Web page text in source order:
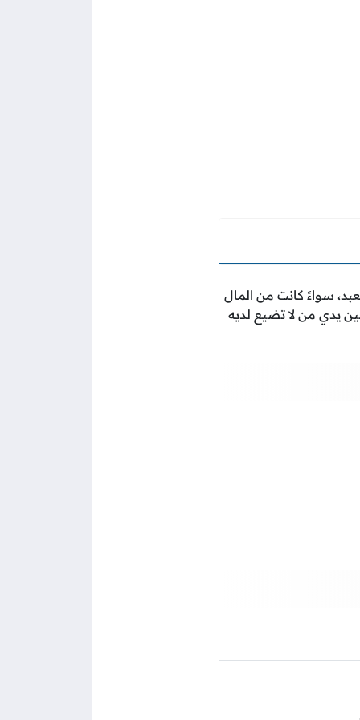
سواءً كانت من المال
يدي من لا تضيع لديه